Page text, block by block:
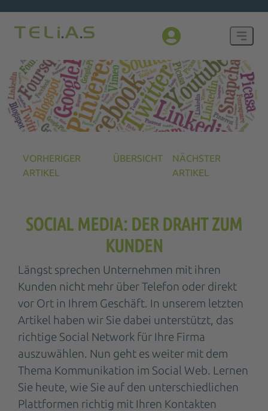
VORHERIGER
ARTIKEL
ÜBERSICHT
NÄCHSTER
ARTIKEL
SOCIAL MEDIA: DER DRAHT ZUM
KUNDEN
Längst sprechen Unternehmen mit ihren
Kunden nicht mehr über Telefon oder direkt
vor Ort in Ihrem Geschäft. In unserem letzten
Artikel haben wir Sie dabei unterstützt, das
richtige Social Network für Ihre Firma
auszuwählen. Nun geht es weiter mit dem
Thema Kommunikation im Social Web. Lernen
Sie heute, wie Sie auf den unterschiedlichen
Plattformen richtig mit Ihren Kontakten